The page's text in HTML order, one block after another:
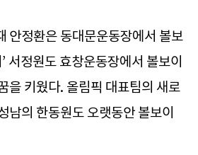
안정환은 동대문운동장에서 볼보
서정원도 효창운동장에서 볼보이
을 키웠다. 올림픽 대표팀의 새로
남의 한동원도 오랫동안 볼보이